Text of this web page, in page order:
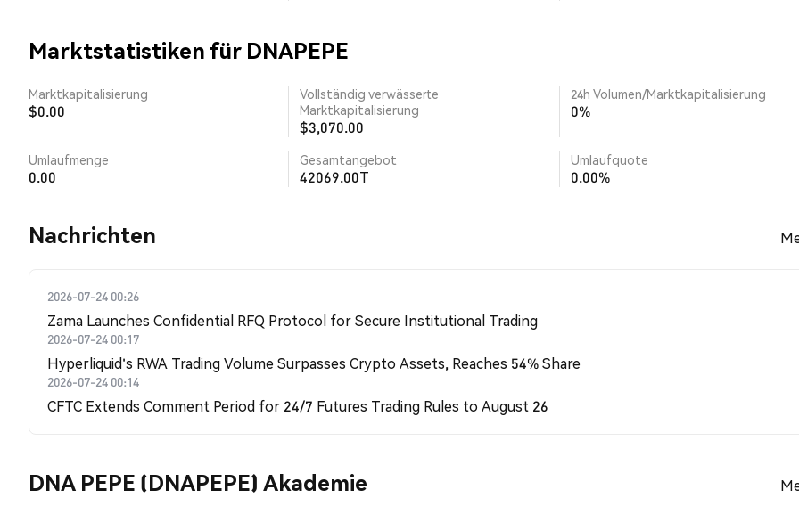
Marktstatistiken für DNAPEPE
Marktkapitalisierung
$0.00
Vollständig verwässerte
Marktkapitalisierung
$3,070.00
24h Volumen/Marktkapitalisierung
0%
Umlaufmenge
0.00
Gesamtangebot
42069.00T
Umlaufquote
0.00%
Nachrichten
2026-07-24 00:26
Zama Launches Confidential RFQ Protocol for Secure Institutional Trading
2026-07-24 00:17
Hyperliquid's RWA Trading Volume Surpasses Crypto Assets, Reaches 54% Share
2026-07-24 00:14
CFTC Extends Comment Period for 24/7 Futures Trading Rules to August 26
DNA PEPE (DNAPEPE) Akademie